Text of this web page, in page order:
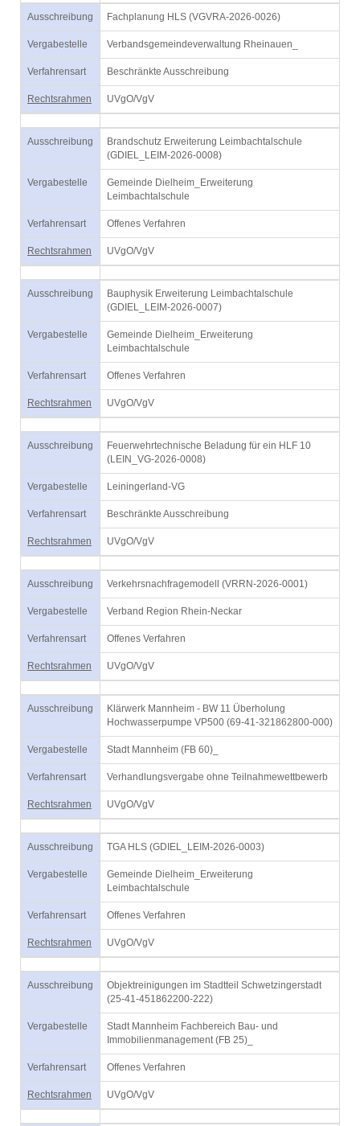
Ausschreibung Fachplanung HLS (VGVRA-2026-0026)
Vergabestelle Verbandsgemeindeverwaltung Rheinauen_
Verfahrensart Beschränkte Ausschreibung
Rechtsrahmen UVgO/VgV
Ausschreibung
Brandschutz Erweiterung Leimbachtalschule
(GDIEL_LEIM-2026-0008)
Vergabestelle
Gemeinde Dielheim_Erweiterung
Leimbachtalschule
Verfahrensart Offenes Verfahren
Rechtsrahmen UVgO/VgV
Ausschreibung
Bauphysik Erweiterung Leimbachtalschule
(GDIEL_LEIM-2026-0007)
Vergabestelle
Gemeinde Dielheim_Erweiterung
Leimbachtalschule
Verfahrensart Offenes Verfahren
Rechtsrahmen UVgO/VgV
Ausschreibung
Feuerwehrtechnische Beladung für ein HLF 10
(LEIN_VG-2026-0008)
Vergabestelle Leiningerland-VG
Verfahrensart Beschränkte Ausschreibung
Rechtsrahmen UVgO/VgV
Ausschreibung Verkehrsnachfragemodell (VRRN-2026-0001)
Vergabestelle Verband Region Rhein-Neckar
Verfahrensart Offenes Verfahren
Rechtsrahmen UVgO/VgV
Ausschreibung
Klärwerk Mannheim - BW 11 Überholung
Hochwasserpumpe VP500 (69-41-321862800-000)
Vergabestelle Stadt Mannheim (FB 60)_
Verfahrensart Verhandlungsvergabe ohne Teilnahmewettbewerb
Rechtsrahmen UVgO/VgV
Ausschreibung TGA HLS (GDIEL_LEIM-2026-0003)
Vergabestelle
Gemeinde Dielheim_Erweiterung
Leimbachtalschule
Verfahrensart Offenes Verfahren
Rechtsrahmen UVgO/VgV
Ausschreibung
Objektreinigungen im Stadtteil Schwetzingerstadt
(25-41-451862200-222)
Vergabestelle
Stadt Mannheim Fachbereich Bau- und
Immobilienmanagement (FB 25)_
Verfahrensart Offenes Verfahren
Rechtsrahmen UVgO/VgV